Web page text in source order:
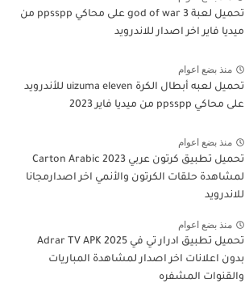
تحميل لعبة god of war 3 على محاكي ppsspp من
ميديا فاير اخر اصدار للاندرويد
منذ بضع اعوام
تحميل لعبه أبطال الكرة uizuma eleven للأندرويد
على محاكي ppsspp من ميديا فاير 2023
منذ بضع اعوام
تحميل تطبيق كرتون عربي Carton Arabic 2023
لمشاهدة حلقات الكرتون والأنمي اخر اصدارمجانا
للاندرويد
منذ بضع اعوام
تحميل تطبيق ادرار تي في Adrar TV APK 2025
بدون اعلانات اخر اصدار لمشاهدة المباريات
والقنوات المشفره